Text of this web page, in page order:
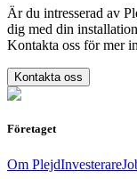
Är du intresserad av
dig med din
Kontakta oss för mer
Kontakta oss
Företaget
Om PlejdInvesterare